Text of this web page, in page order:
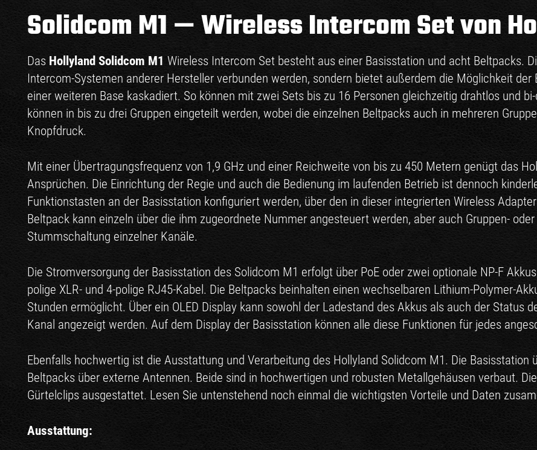
Solidcom M1 — Wireless Intercom Set von
Das Hollyland Solidcom M1 Wireless Intercom Set besteht aus einer Basisstation und acht Beltpacks.
Intercom-Systemen anderer Hersteller verbunden werden, sondern bietet außerdem die Möglichkeit
einer weiteren Base kaskadiert. So können mit zwei Sets bis zu 16 Personen gleichzeitig drahtlos und
können in bis zu drei Gruppen eingeteilt werden, wobei die einzelnen Beltpacks auch in mehreren
Knopfdruck.
Mit einer Übertragungsfrequenz von 1,9 GHz und einer Reichweite von bis zu 450 Metern genügt das
Ansprüchen. Die Einrichtung der Regie und auch die Bedienung im laufenden Betrieb ist dennoch
Funktionstasten an der Basisstation konfiguriert werden, über den in dieser integrierten Wireless
Beltpack kann einzeln über die ihm zugeordnete Nummer angesteuert werden, aber auch Gruppen-
Stummschaltung einzelner Kanäle.
Die Stromversorgung der Basisstation des Solidcom M1 erfolgt über PoE oder zwei optionale NP-F
polige XLR- und 4-polige RJ45-Kabel. Die Beltpacks beinhalten einen wechselbaren Lithium-Polymer-
Stunden ermöglicht. Über ein OLED Display kann sowohl der Ladestand des Akkus als auch der Status
Kanal angezeigt werden. Auf dem Display der Basisstation können alle diese Funktionen für jedes
Ebenfalls hochwertig ist die Ausstattung und Verarbeitung des Hollyland Solidcom M1. Die Basisstation
Beltpacks über externe Antennen. Beide sind in hochwertigen und robusten Metallgehäusen verbaut.
Gürtelclips ausgestattet. Lesen Sie untenstehend noch einmal die wichtigsten Vorteile und Daten
Ausstattung: